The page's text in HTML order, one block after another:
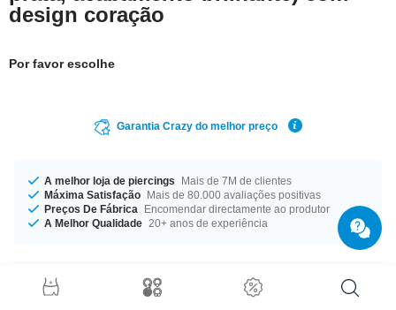
design coração
Por favor escolhe
Garantia Crazy do melhor preço
A melhor loja de piercings
Mais de 7M de clientes
Máxima Satisfação Mais de 80.000 avaliações positivas
Preços De Fábrica
Encomendar directamente ao produtor
A Melhor Qualidade 20+ anos de experiência